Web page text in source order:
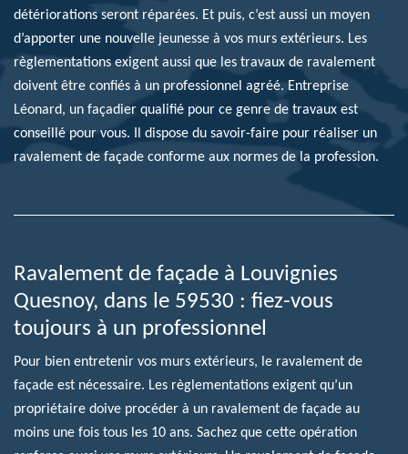
détériorations seront réparées. Et puis, c’est aussi un moyen
d’apporter une nouvelle jeunesse à vos murs extérieurs. Les
règlementations exigent aussi que les travaux de ravalement
doivent être confiés à un professionnel agréé. Entreprise
Léonard, un façadier qualifié pour ce genre de travaux est
conseillé pour vous. Il dispose du savoir-faire pour réaliser un
ravalement de façade conforme aux normes de la profession.
Ravalement de façade à Louvignies
Quesnoy, dans le 59530 : fiez-vous
toujours à un professionnel
Pour bien entretenir vos murs extérieurs, le ravalement de
façade est nécessaire. Les règlementations exigent qu’un
propriétaire doive procéder à un ravalement de façade au
moins une fois tous les 10 ans. Sachez que cette opération